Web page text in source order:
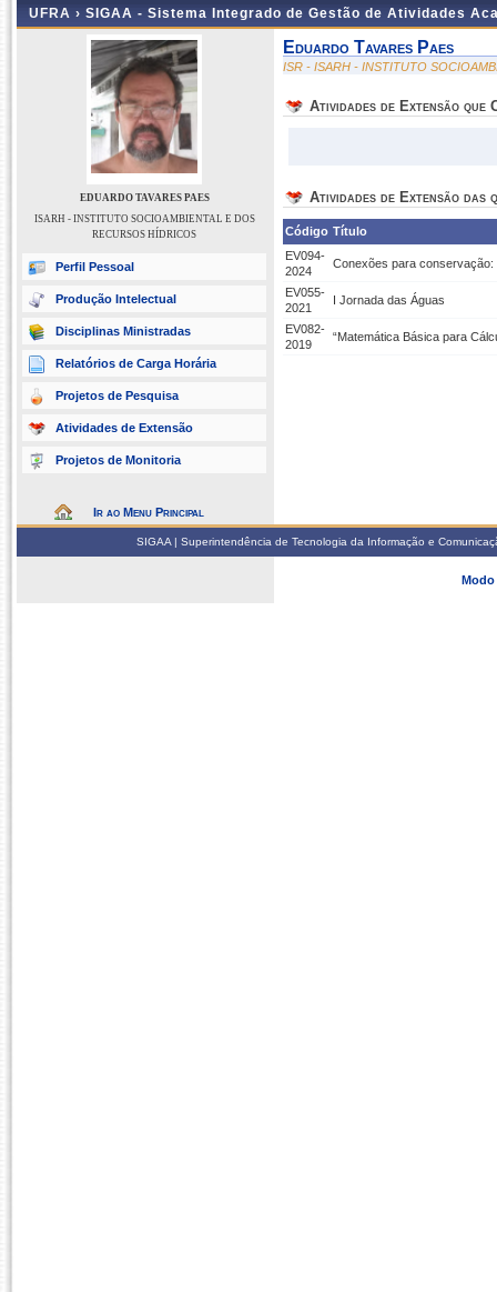
UFRA › SIGAA - Sistema Integrado de Gestão de Atividades
EDUARDO TAVARES PAES
ISARH - INSTITUTO SOCIOAMBIENTAL E DOS
RECURSOS HÍDRICOS
Perfil Pessoal
Produção Intelectual
Disciplinas Ministradas
Relatórios de Carga Horária
Projetos de Pesquisa
Atividades de Extensão
Projetos de Monitoria
Ir ao Menu Principal
Eduardo Tavares Paes
ISR - ISARH - INSTITUTO
Atividades de Extensão que
Atividades de Extensão das
Código Título
EV094-
2024
Conexões para
EV055-
2021
I Jornada das Águas
EV082-
2019
“Matemática Básica para
SIGAA | Superintendência de Tecnologia da Informação e
Modo